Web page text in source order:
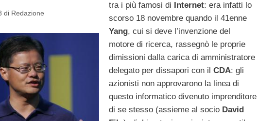
tra i più famosi di Internet: era infatti lo
scorso 18 novembre quando il 41enne
Yang, cui si deve l’invenzione del
motore di ricerca, rassegnò le proprie
dimissioni dalla carica di amministratore
delegato per dissapori con il CDA: gli
azionisti non approvarono la linea di
questo informatico divenuto imprenditore
di se stesso (assieme al socio David
di Redazione